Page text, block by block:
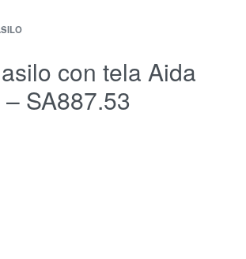
con tela Aida
SA887.53